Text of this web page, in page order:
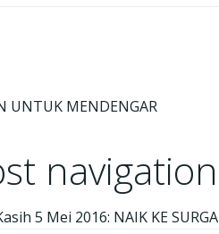
UNTUK MENDENGAR
navigation
5 Mei 2016: NAIK KE SURGA